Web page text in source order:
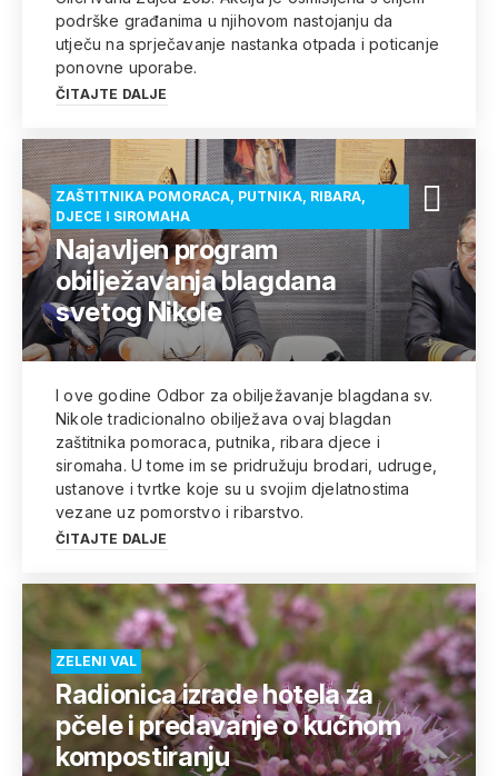
podrške građanima u njihovom nastojanju da
utječu na sprječavanje nastanka otpada i poticanje
ponovne uporabe.
ČITAJTE DALJE
ZAŠTITNIKA POMORACA, PUTNIKA, RIBARA,
DJECE I SIROMAHA
Najavljen program
obilježavanja blagdana
svetog Nikole
I ove godine Odbor za obilježavanje blagdana sv.
Nikole tradicionalno obilježava ovaj blagdan
zaštitnika pomoraca, putnika, ribara djece i
siromaha. U tome im se pridružuju brodari, udruge,
ustanove i tvrtke koje su u svojim djelatnostima
vezane uz pomorstvo i ribarstvo.
ČITAJTE DALJE
ZELENI VAL
Radionica izrade hotela za
pčele i predavanje o kućnom
kompostiranju